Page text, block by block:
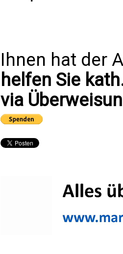
Ihnen hat der
helfen Sie
via